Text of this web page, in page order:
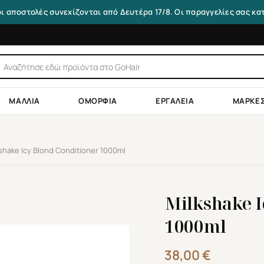
αποστολές συνεχίζονται από Δευτέρα 17/8. Οι παραγγελίες σας
ΜΑΛΛΙΆ ΟΜΟΡΦΙΆ ΕΡΓΑΛΕΊΑ
Icy Blond Conditioner 1000ml
Milkshake
1000ml
38,00€